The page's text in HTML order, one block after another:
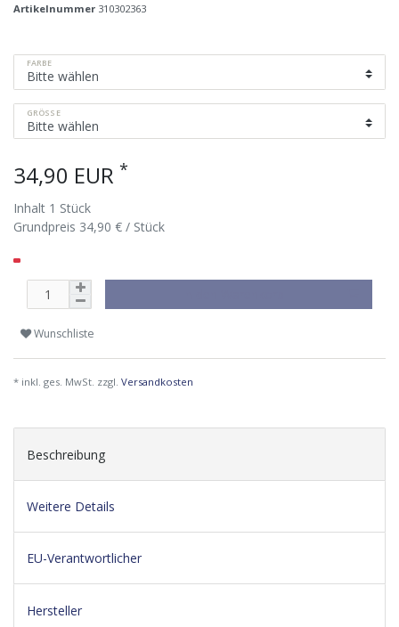
Artikelnummer 310302363
FARBE
GRÖSSE
34,90 EUR *
Inhalt 1 Stück
Grundpreis 34,90 € / Stück
Wunschliste
* inkl. ges. MwSt. zzgl. Versandkosten
Beschreibung
Weitere Details
EU-Verantwortlicher
Hersteller